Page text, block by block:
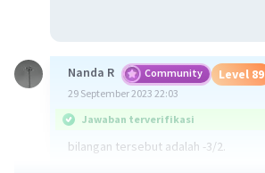
Nanda R Community Level 89
29 September 2023 22:03
Jawaban terverifikasi
bilangan tersebut adalah -3/2.